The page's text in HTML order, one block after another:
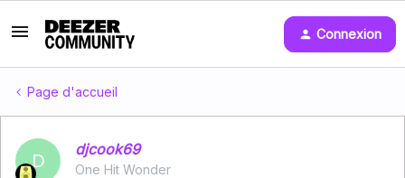
Connexion
Page d'accueil
D
djcook69
One Hit Wonder